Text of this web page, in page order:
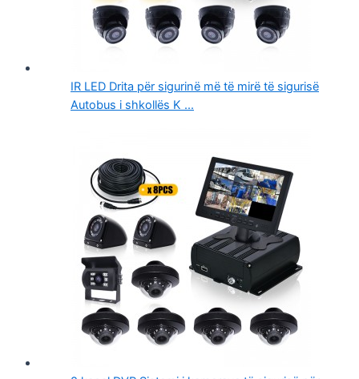
IR LED Drita për sigurinë më të mirë të sigurisë
Autobus i shkollës K ...